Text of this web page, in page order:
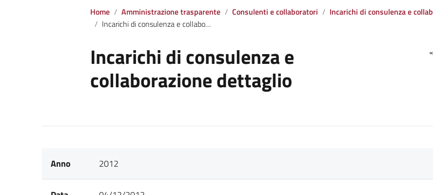
Home Amministrazione trasparente Consulenti e collaboratori
Incarichi di consulenza e collaborazione
Incarichi di consulenza e collaborazione dettaglio
Incarichi di consulenza e
collaborazione dettaglio
Anno 2012